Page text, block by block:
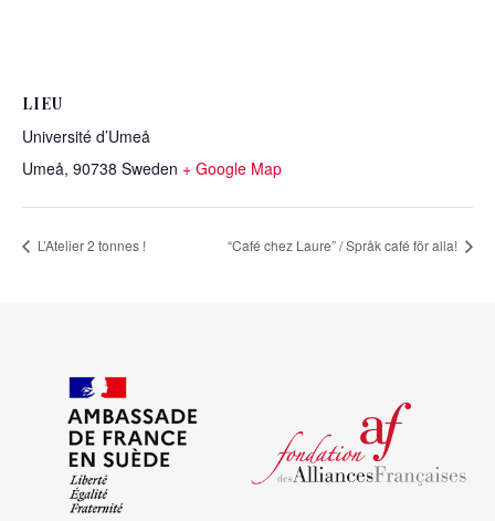
LIEU
Université d’Umeå
Umeå, 90738 Sweden + Google Map
L’Atelier 2 tonnes ! “Café chez Laure” / Språk café för alla!